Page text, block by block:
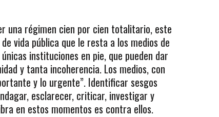
una régimen cien por cien totalitario, este
vida pública que le resta a los medios de
instituciones en pie, que pueden dar
y tanta incoherencia. Los medios, con
y lo urgente”. Identificar sesgos
esclarecer, criticar, investigar y
en estos momentos es contra ellos.